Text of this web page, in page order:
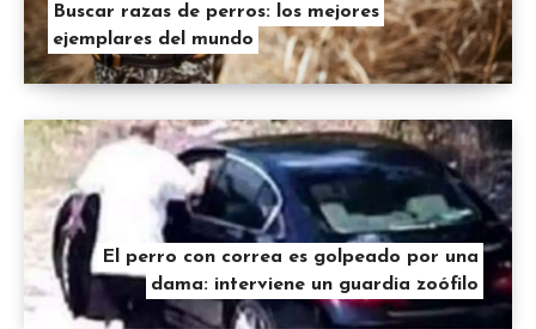
Buscar razas de perros: los mejores
ejemplares del mundo
El perro con correa es golpeado por una
dama: interviene un guardia zoófilo